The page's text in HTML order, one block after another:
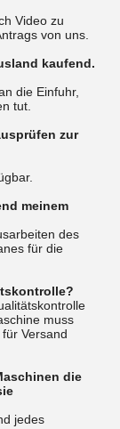
Video zu
von uns.
kaufend.
die Einfuhr,
tut.
zur
meinem
des
für die
muss
Versand
die
jedes